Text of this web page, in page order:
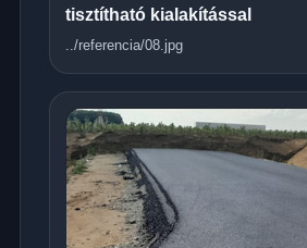
tisztítható kialakítással
../referencia/08.jpg